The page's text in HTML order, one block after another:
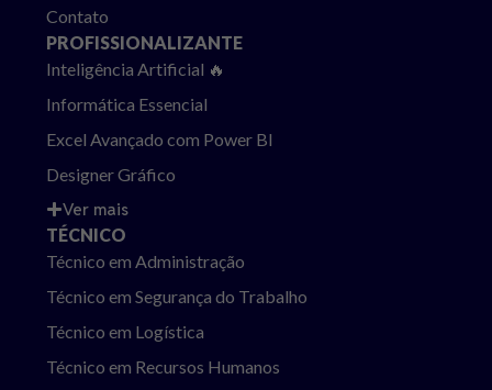
Contato
PROFISSIONALIZANTE
Inteligência Artificial 🔥
Informática Essencial
Excel Avançado com Power BI
Designer Gráfico
Ver mais
TÉCNICO
Técnico em Administração
Técnico em Segurança do Trabalho
Técnico em Logística
Técnico em Recursos Humanos